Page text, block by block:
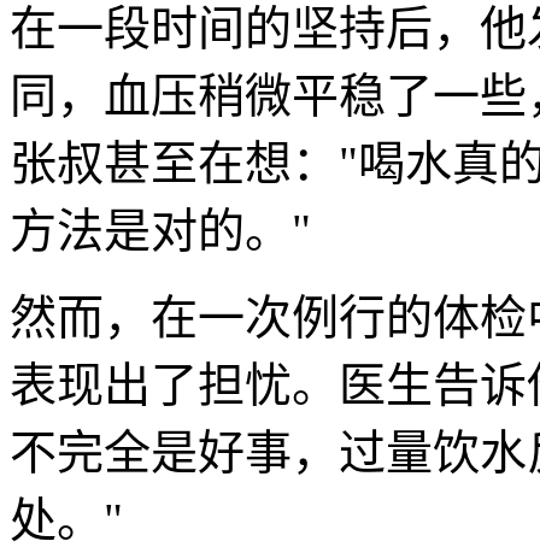
在一段时间的坚持后，
同，血压稍微平稳了一
张叔甚至在想："喝水真
方法是对的。"
然而，在一次例行的体
表现出了担忧。医生告
不完全是好事，过量饮
处。"